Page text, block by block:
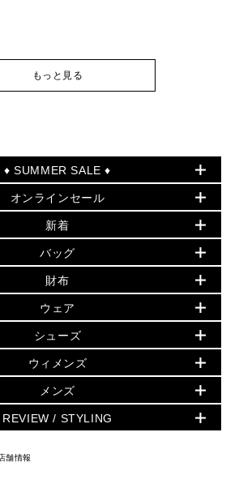
もっと見る
♦ SUMMER SALE ♦
セールおすすめアイテム
▶ ウィメンズ
バッグ
小物
シューズ・靴
ウェア
アクセサリー
時計
▶ メンズ
バッグ
オンラインセール
OF THE MONTH - 今月の特別価格
再値下げアイテム
追加アイテム
ズすべて(ウェア・シューズ除く)
バッグ
財布・小物
ウェア
シューズ
時計・ジュエリー
アクセサリー
新着
初夏のスタイル
▶ すべて
▶ ウィメンズすべて
財布・小物
アクセサリー
フレグランス
シューズ
▶ メンズすべて
バッグ
人気の定番アイテム
日本限定 - バッグ
▶ ウィメンズすべて
トートバッグ
ショルダーバッグ
クロスボディ・斜め掛け
トラベル
財布
日本限定 - 財布・小物
▶ ウィメンズすべて
GREENWICH
財布(二つ折り・三つ折り)
長財布
ウェア
▶ ウィメンズすべて
トップス
スカート・パンツ
ジャケット・アウター
▶ メンズすべて
シューズ
▶ ウィメンズすべて
サンダル
スニーカー
▶ メンズすべて
ウィメンズ
人気の定番アイテム
▶ ウィメンズすべて
メンズ
▶ メンズすべて
REVIEW / STYLING
舗情報